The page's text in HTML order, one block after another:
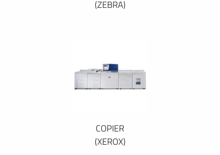
(ZEBRA)
COPIER
(XEROX)